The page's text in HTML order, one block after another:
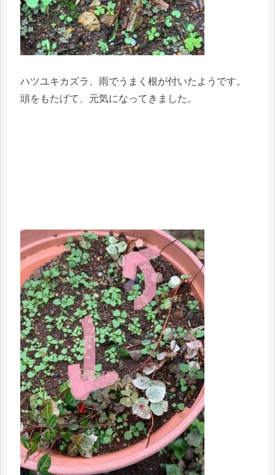
ハツユキカズラ、雨でうまく根が付いたようです。
頭をもたげて、元気になってきました。